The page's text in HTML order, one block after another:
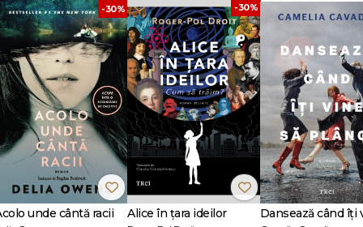
-30%
unde cântă racii
-30%
Alice în țara ideilor